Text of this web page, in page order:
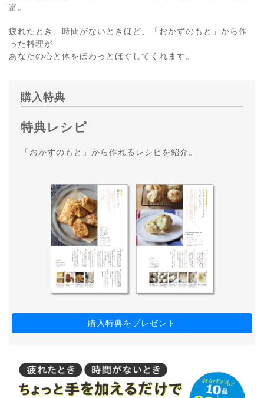
富。
疲れたとき、時間がないときほど、「おかずのもと」から作
った料理が
あなたの心と体をほわっとほぐしてくれます。
購入特典
特典レシピ
「おかずのもと」から作れるレシピを紹介。
購入特典をプレゼント